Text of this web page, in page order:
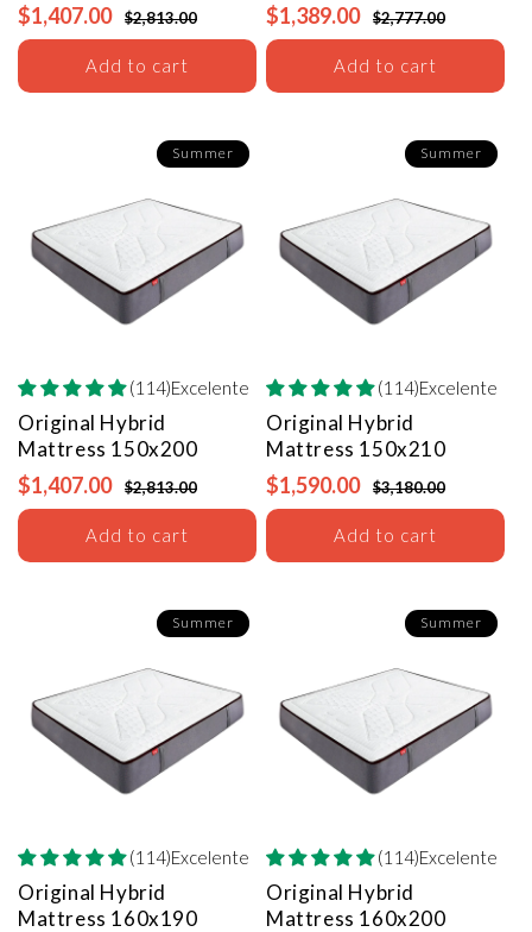
$1,407.00 $2,813.00
Add to cart
$1,389.00 $2,777.00
Add to cart
Summer
(114)Excelente
Original Hybrid
Mattress 150x200
$1,407.00 $2,813.00
Add to cart
Summer
(114)Excelente
Original Hybrid
Mattress 150x210
$1,590.00 $3,180.00
Add to cart
Summer
(114)Excelente
Original Hybrid
Mattress 160x190
Summer
(114)Excelente
Original Hybrid
Mattress 160x200